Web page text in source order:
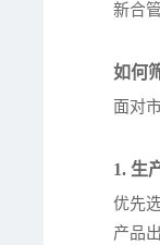
新合
如何
面对
1. 生
优先
产品